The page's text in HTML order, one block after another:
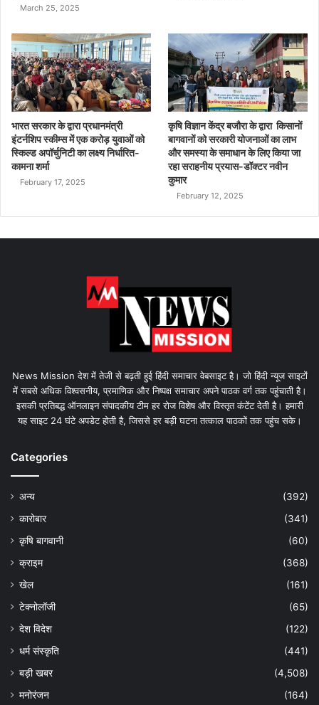
March 25, 2025
भारत सरकार के द्वारा प्रधानमंत्री
इंटर्नशिप स्कीम्स में एक करोड़ युवाओं को
स्किल्ड अपॉर्चुनिटी का लक्ष्य निर्धारित-
कामना शर्मा
February 17, 2025
कृषि विज्ञान केंद्र बजौरा के द्वारा किसानों
बागवानों को सरकारी योजनाओं का लाभ
और समस्या के समाधान के लिए किया जा
रहा सराहनीय प्रयास-डॉक्टर नवीन
कुमार
February 12, 2025
News Mission देश में तेजी से बढ़ती हुई हिंदी समाचार वेबसाइट है। जो हिंदी न्यूज साइटों
में सबसे अधिक विश्वसनीय, प्रमाणिक और निष्पक्ष समाचार अपने पाठक वर्ग तक पहुंचाती है।
इसकी प्रतिबद्ध ऑनलाइन संपादकीय टीम हर रोज विशेष और विस्तृत कंटेंट देती है। हमारी
यह साइट 24 घंटे अपडेट होती है, जिससे हर बड़ी घटना तत्काल पाठकों तक पहुंच सके।
Categories
अन्य
(392)
कारोबार
(341)
कृषि बागवानी
(60)
क्राइम
(368)
खेल
(161)
टेक्नोलॉजी
(65)
देश विदेश
(122)
धर्म संस्कृति
(441)
बड़ी खबर
(4,508)
मनोरंजन
(164)